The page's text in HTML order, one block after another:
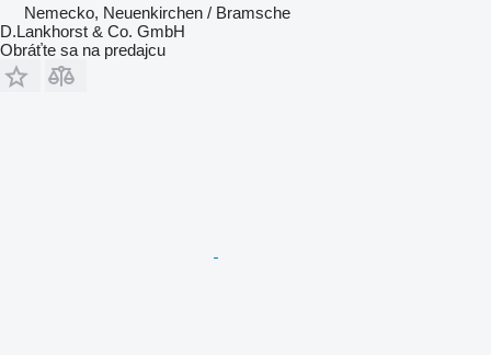
Nemecko, Neuenkirchen / Bramsche
D.Lankhorst & Co. GmbH
Obráťte sa na predajcu